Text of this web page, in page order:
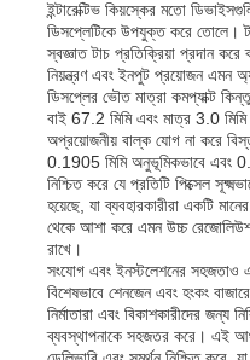
ইন্টারেক্টিভ কিয়স্কের মতো
ডিসপ্লেটিকে উপযুক্ত করে তোলে।
স্বজ্ঞাত টাচ প্রতিক্রিয়া প্রদান করে
নিয়ন্ত্রণ এবং ইনপুট প্রয়োজন এমন
ডিসপ্লের ভৌত মাত্রা কমপ্যাক্ট
বাই 67.2 মিমি এবং মাত্র 3.0
অপ্রয়োজনীয় বাল্ক যোগ না করে
0.1905 মিমি অনুভূমিকভাবে এবং
নিশ্চিত করে যে প্রতিটি পিক্সেল
হয়েছে, যা ব্যবহারকারীরা একটি
থেকে আশা করে এমন উচ্চ
রাখে।
সংযোগ এবং ইনস্টলেশনের সহজতাও
বিশেষভাবে শেনজেন এবং হংকং
নির্মাতারা এবং বিকাশকারীদের জন্য
ব্যবস্থাপনাকে সহজতর করে। এই